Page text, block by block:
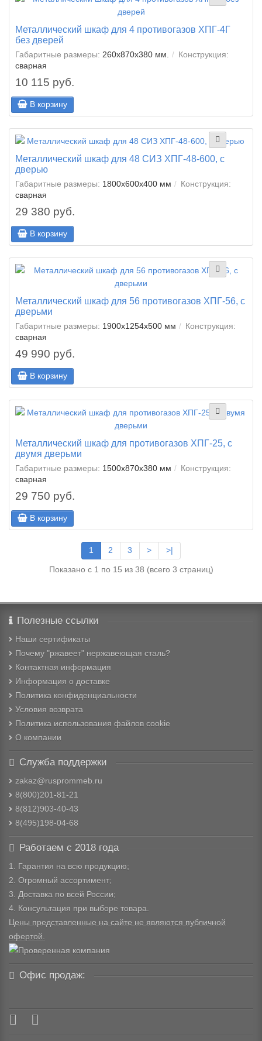
Металлический шкаф для 4 противогазов ХПГ-4Г
без дверей
Габаритные размеры: 260х870х380 мм.
Конструкция:
сварная
10 115 руб.
В корзину
Металлический шкаф для 48 СИЗ ХПГ-48-600, с
дверью
Габаритные размеры: 1800x600x400 мм
Конструкция:
сварная
29 380 руб.
В корзину
Металлический шкаф для 56 противогазов ХПГ-56, с
дверьми
Габаритные размеры: 1900х1254х500 мм
Конструкция:
сварная
49 990 руб.
В корзину
Металлический шкаф для противогазов ХПГ-25, с
двумя дверьми
Габаритные размеры: 1500x870x380 мм
Конструкция:
сварная
29 750 руб.
В корзину
1 2 3 > >|
Показано с 1 по 15 из 38 (всего 3 страниц)
Полезные ссылки
Наши сертификаты
Почему "ржавеет" нержавеющая сталь?
Контактная информация
Информация о доставке
Политика конфиденциальности
Условия возврата
Политика использования файлов cookie
О компании
Служба поддержки
zakaz@rusprommeb.ru
8(800)201-81-21
8(812)903-40-43
8(495)198-04-68
Работаем с 2018 года
1. Гарантия на всю продукцию;
2. Огромный ассортимент;
3. Доставка по всей России;
4. Консультация при выборе товара.
Цены представленные на сайте не являются публичной
офертой.
Офис продаж: